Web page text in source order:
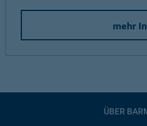
mehr
ÜBER